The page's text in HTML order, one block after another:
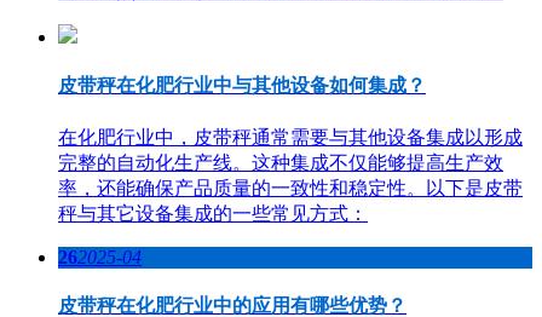
皮带秤在化肥行业中与其他设备如何集成？
在化肥行业中，皮带秤通常需要与其他设备集成以形成
完整的自动化生产线。这种集成不仅能够提高生产效
率，还能确保产品质量的一致性和稳定性。以下是皮带
秤与其它设备集成的一些常见方式：
262025-04
皮带秤在化肥行业中的应用有哪些优势？